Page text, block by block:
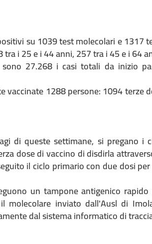
su 1039 test molecolari e 1317
i 25 e i 44 anni, 257 tra i 45 e i 64
27.268 i casi totali da inizio
vaccinate 1288 persone: 1094 terze
di queste settimane, si pregano i
dose di vaccino di disdirla
il ciclo primario con due dosi
un tampone antigenico
molecolare inviato dall'Ausl di
dal sistema informatico di